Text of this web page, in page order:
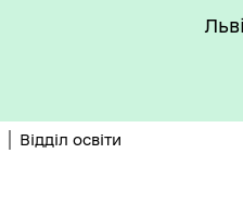
ОБ’ЄКТИ
Відділ освіти